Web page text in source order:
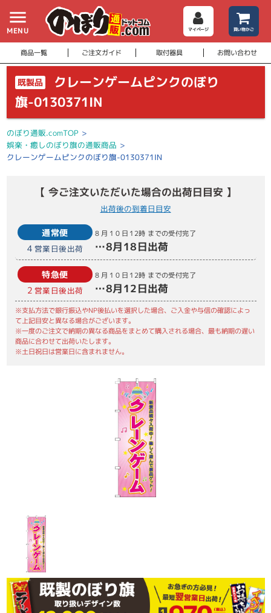
menu
MENU マイページ 買い物かご
商品一覧 ご注文ガイド 取付器具 お問い合わせ
既製品
クレーンゲームピンクのぼり
旗-0130371IN
のぼり通販.comTOP >
娯楽・癒しのぼり旗の通販商品 >
クレーンゲームピンクのぼり旗-0130371IN
【 今ご注文いただいた場合の出荷日目安 】
出荷後の到着日目安
通常便
4 営業日後出荷
8月10日 12時 までの受付完了
…8月18日出荷
特急便
2 営業日後出荷
8月10日 12時 までの受付完了
…8月12日出荷
※支払方法で銀行振込やNP後払いを選択した場合、ご入金や与信の確認によっ
て上記目安と異なる場合がございます。
※一度のご注文で納期の異なる商品をまとめて購入される場合、最も納期の遅い
商品に合わせて出荷いたします。
※土日祝日は営業日に含まれません。